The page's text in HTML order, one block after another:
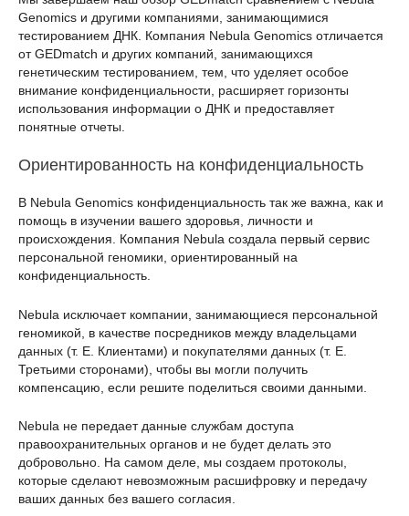
Genomics и другими компаниями, занимающимися
тестированием ДНК. Компания Nebula Genomics отличается
от GEDmatch и других компаний, занимающихся
генетическим тестированием, тем, что уделяет особое
внимание конфиденциальности, расширяет горизонты
использования информации о ДНК и предоставляет
понятные отчеты.
Ориентированность на конфиденциальность
В Nebula Genomics конфиденциальность так же важна, как и
помощь в изучении вашего здоровья, личности и
происхождения. Компания Nebula создала первый сервис
персональной геномики, ориентированный на
конфиденциальность.
Nebula исключает компании, занимающиеся персональной
геномикой, в качестве посредников между владельцами
данных (т. Е. Клиентами) и покупателями данных (т. Е.
Третьими сторонами), чтобы вы могли получить
компенсацию, если решите поделиться своими данными.
Nebula не передает данные службам доступа
правоохранительных органов и не будет делать это
добровольно. На самом деле, мы создаем протоколы,
которые сделают невозможным расшифровку и передачу
ваших данных без вашего согласия.